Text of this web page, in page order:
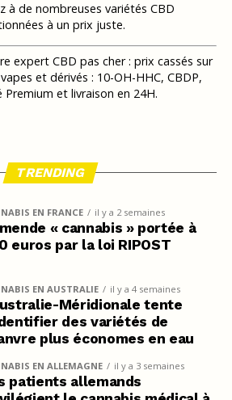
à de nombreuses variétés CBD
à un prix juste.
expert CBD pas cher : prix cassés sur
et dérivés : 10-OH-HHC, CBDP,
Premium et livraison en 24H.
TRENDING
EN FRANCE il y a 2 semaines
« cannabis » portée à
euros par la loi RIPOST
EN AUSTRALIE il y a 4 semaines
Méridionale tente
des variétés de
plus économes en eau
EN ALLEMAGNE il y a 3 semaines
patients allemands